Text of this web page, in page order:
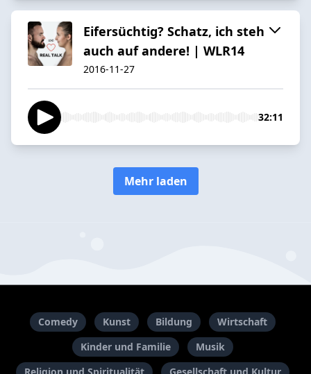
Eifersüchtig? Schatz, ich steh
auch auf andere! | WLR14
2016-11-27
32:11
Mehr laden
Comedy Kunst Bildung
Wirtschaft
Kinder und Familie
Musik